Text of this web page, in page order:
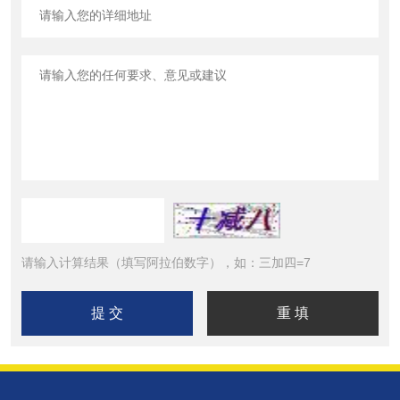
请输入计算结果（填写阿拉伯数字），如：三加四=7